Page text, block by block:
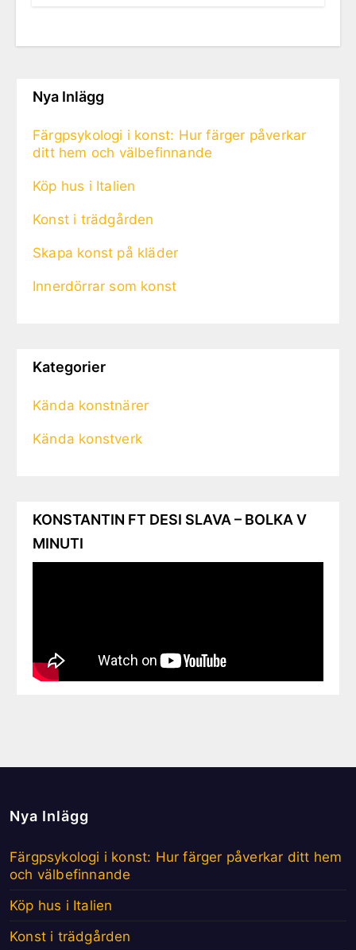
Nya Inlägg
Färgpsykologi i konst: Hur färger påverkar
ditt hem och välbefinnande
Köp hus i Italien
Konst i trädgården
Skapa konst på kläder
Innerdörrar som konst
Kategorier
Kända konstnärer
Kända konstverk
KONSTANTIN FT DESI SLAVA – BOLKA V
MINUTI
Nya Inlägg
Färgpsykologi i konst: Hur färger påverkar ditt hem
och välbefinnande
Köp hus i Italien
Konst i trädgården